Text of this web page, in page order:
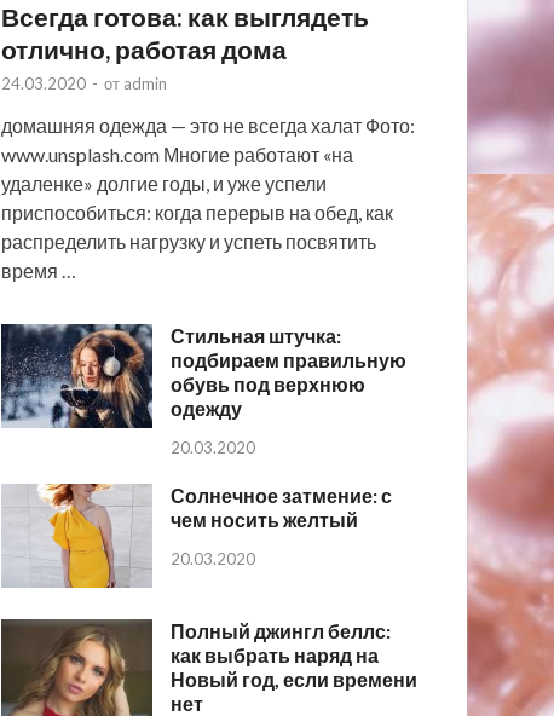
Всегда готова: как выглядеть
отлично, работая дома
24.03.2020 - от admin
домашняя одежда — это не всегда халат Фото:
www.unsplash.com Многие работают «на
удаленке» долгие годы, и уже успели
приспособиться: когда перерыв на обед, как
распределить нагрузку и успеть посвятить
время …
Стильная штучка:
подбираем правильную
обувь под верхнюю
одежду
20.03.2020
Солнечное затмение: с
чем носить желтый
20.03.2020
Полный джингл беллс:
как выбрать наряд на
Новый год, если времени
нет